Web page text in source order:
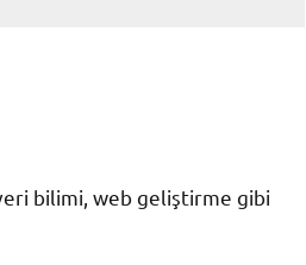
bilimi, web geliştirme gibi